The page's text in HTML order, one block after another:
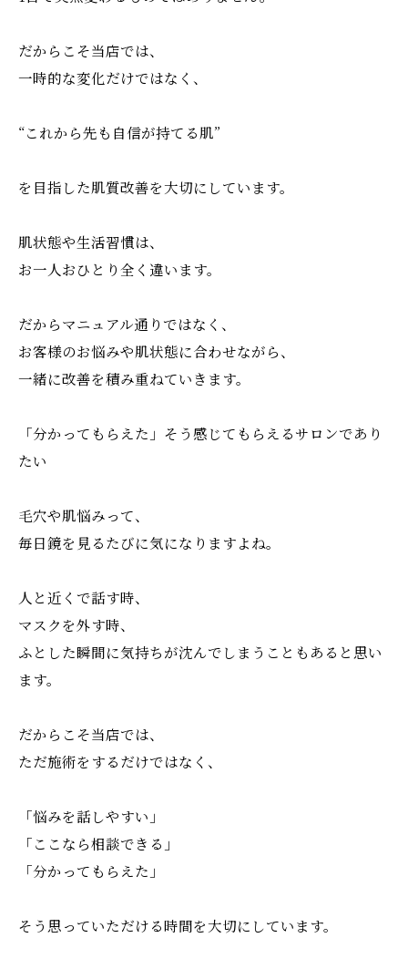
だからこそ当店では、
一時的な変化だけではなく、
“これから先も自信が持てる肌”
を目指した肌質改善を大切にしています。
肌状態や生活習慣は、
お一人おひとり全く違います。
だからマニュアル通りではなく、
お客様のお悩みや肌状態に合わせながら、
一緒に改善を積み重ねていきます。
「分かってもらえた」そう感じてもらえるサロンであり
たい
毛穴や肌悩みって、
毎日鏡を見るたびに気になりますよね。
人と近くで話す時、
マスクを外す時、
ふとした瞬間に気持ちが沈んでしまうこともあると思い
ます。
だからこそ当店では、
ただ施術をするだけではなく、
「悩みを話しやすい」
「ここなら相談できる」
「分かってもらえた」
そう思っていただける時間を大切にしています。